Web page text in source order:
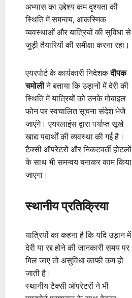
अभ्यास का उद्देश्य कम दृश्यता की
स्थिति में समन्वय, आकस्मिक
व्यवस्थाओं और यात्रियों की सुविधा से
जुड़ी तैयारियों की समीक्षा करना रहा।
एयरपोर्ट के कार्यकारी निदेशकदीपक
चमोलीने बताया कि उड़ानों में देरी की
स्थिति में यात्रियों को उनके मोबाइल
फोन पर स्वचालित सूचना संदेश भेजे
जाएंगे। एयरलाइंस द्वारा पर्याप्त सूखे
खाद्य पदार्थों की व्यवस्था की गई है।
टैक्सी ऑपरेटरों और निकटवर्ती होटलों
के साथ भी समन्वय बनाकर काम किया
जाएगा।
स्थानीय प्रतिक्रिया
यात्रियों का कहना है कि यदि उड़ान में
देरी या रद्द होने की जानकारी समय पर
मिल जाए तो असुविधा काफी कम हो
जाती है।
स्थानीय टैक्सी ऑपरेटरों ने भी